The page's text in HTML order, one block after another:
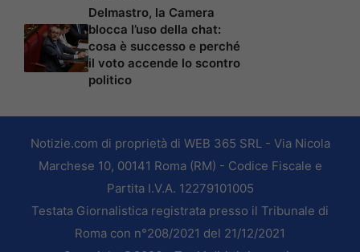
Delmastro, la Camera
blocca l’uso della chat:
cosa è successo e perché
il voto accende lo scontro
politico
Notizie.com di proprietà di WEB 365 SRL - Via Nicola
Marchese 10, 00141 Roma (RM) - Codice Fiscale e
Partita I.V.A. 12279101005
Testata Giornalistica registrata presso il Tribunale di
Roma con n°208/2021 del 21/12/2021